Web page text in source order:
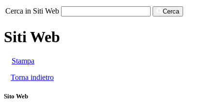
Cerca in Siti Web Cerca
Siti Web
Stampa
Torna indietro
Sito Web